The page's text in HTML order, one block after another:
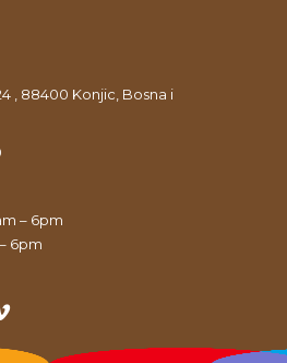
, 88400 Konjic, Bosna i
– 6pm
6pm